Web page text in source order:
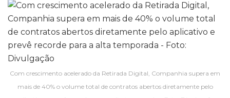
Com crescimento acelerado da Retirada Digital, Companhia supera em
mais de 40% o volume total de contratos abertos diretamente pelo